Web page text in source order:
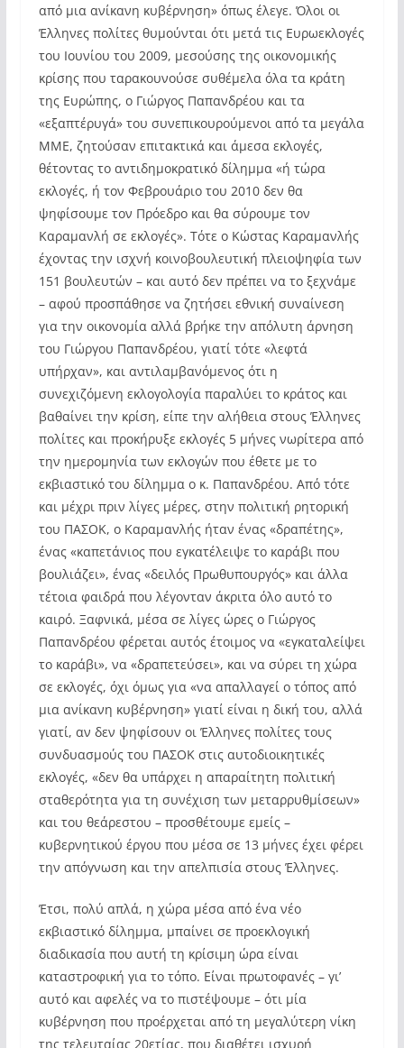
από μια ανίκανη κυβέρνηση» όπως έλεγε. Όλοι οι
Έλληνες πολίτες θυμούνται ότι μετά τις Ευρωεκλογές
του Ιουνίου του 2009, μεσούσης της οικονομικής
κρίσης που ταρακουνούσε συθέμελα όλα τα κράτη
της Ευρώπης, ο Γιώργος Παπανδρέου και τα
«εξαπτέρυγά» του συνεπικουρούμενοι από τα μεγάλα
ΜΜΕ, ζητούσαν επιτακτικά και άμεσα εκλογές,
θέτοντας το αντιδημοκρατικό δίλημμα «ή τώρα
εκλογές, ή τον Φεβρουάριο του 2010 δεν θα
ψηφίσουμε τον Πρόεδρο και θα σύρουμε τον
Καραμανλή σε εκλογές». Τότε ο Κώστας Καραμανλής
έχοντας την ισχνή κοινοβουλευτική πλειοψηφία των
151 βουλευτών – και αυτό δεν πρέπει να το ξεχνάμε
– αφού προσπάθησε να ζητήσει εθνική συναίνεση
για την οικονομία αλλά βρήκε την απόλυτη άρνηση
του Γιώργου Παπανδρέου, γιατί τότε «λεφτά
υπήρχαν», και αντιλαμβανόμενος ότι η
συνεχιζόμενη εκλογολογία παραλύει το κράτος και
βαθαίνει την κρίση, είπε την αλήθεια στους Έλληνες
πολίτες και προκήρυξε εκλογές 5 μήνες νωρίτερα από
την ημερομηνία των εκλογών που έθετε με το
εκβιαστικό του δίλημμα ο κ. Παπανδρέου. Από τότε
και μέχρι πριν λίγες μέρες, στην πολιτική ρητορική
του ΠΑΣΟΚ, ο Καραμανλής ήταν ένας «δραπέτης»,
ένας «καπετάνιος που εγκατέλειψε το καράβι που
βουλιάζει», ένας «δειλός Πρωθυπουργός» και άλλα
τέτοια φαιδρά που λέγονταν άκριτα όλο αυτό το
καιρό. Ξαφνικά, μέσα σε λίγες ώρες ο Γιώργος
Παπανδρέου φέρεται αυτός έτοιμος να «εγκαταλείψει
το καράβι», να «δραπετεύσει», και να σύρει τη χώρα
σε εκλογές, όχι όμως για «να απαλλαγεί ο τόπος από
μια ανίκανη κυβέρνηση» γιατί είναι η δική του, αλλά
γιατί, αν δεν ψηφίσουν οι Έλληνες πολίτες τους
συνδυασμούς του ΠΑΣΟΚ στις αυτοδιοικητικές
εκλογές, «δεν θα υπάρχει η απαραίτητη πολιτική
σταθερότητα για τη συνέχιση των μεταρρυθμίσεων»
και του θεάρεστου – προσθέτουμε εμείς –
κυβερνητικού έργου που μέσα σε 13 μήνες έχει φέρει
την απόγνωση και την απελπισία στους Έλληνες.
Έτσι, πολύ απλά, η χώρα μέσα από ένα νέο
εκβιαστικό δίλημμα, μπαίνει σε προεκλογική
διαδικασία που αυτή τη κρίσιμη ώρα είναι
καταστροφική για το τόπο. Είναι πρωτοφανές – γι’
αυτό και αφελές να το πιστέψουμε – ότι μία
κυβέρνηση που προέρχεται από τη μεγαλύτερη νίκη
της τελευταίας 20ετίας, που διαθέτει ισχυρή